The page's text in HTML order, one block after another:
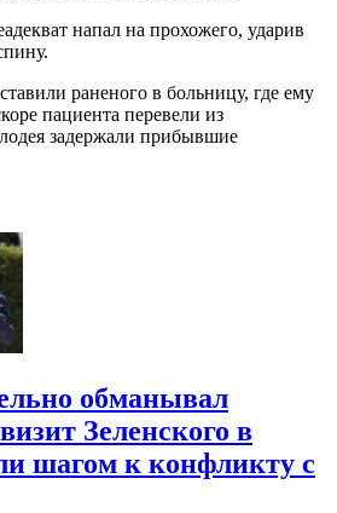
напал на прохожего, ударив
раненого в больницу, где ему
пациента перевели из
задержали прибывшие
обманывал
Зеленского в
шагом к конфликту с